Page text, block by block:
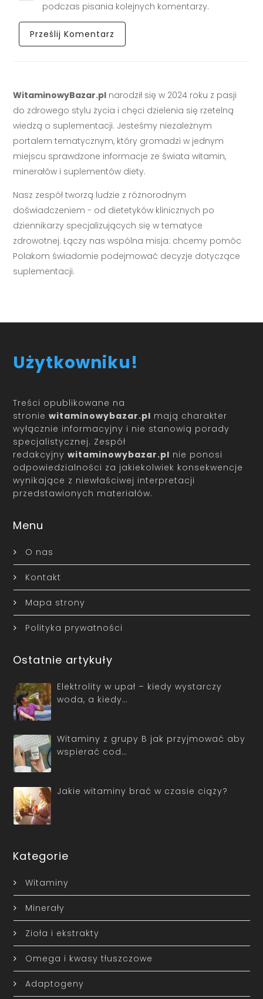
podczas pisania kolejnych komentarzy.
WitaminowyBazar.pl narodził się w 2024 roku z pasji
do zdrowego stylu życia i chęci dzielenia się rzetelną
wiedzą o suplementacji. Jesteśmy niezależnym
portalem tematycznym, który gromadzi w jednym
miejscu sprawdzone informacje ze świata witamin,
minerałów i suplementów diety.
Nasz zespół tworzą ludzie z różnorodnym
doświadczeniem - od dietetyków klinicznych po
dziennikarzy specjalizujących się w tematyce
zdrowotnej. Łączy nas wspólna misja: chcemy pomóc
Polakom świadomie podejmować decyzje dotyczące
suplementacji.
Użytkowniku!
Treści opublikowane na
stroniewitaminowybazar.pl mają charakter
wyłącznie informacyjny i nie stanowią porady
specjalistycznej. Zespół
redakcyjnywitaminowybazar.pl nie ponosi
odpowiedzialności za jakiekolwiek konsekwencje
wynikające z niewłaściwej interpretacji
przedstawionych materiałów.
Menu
O nas
Kontakt
Mapa strony
Polityka prywatności
Ostatnie artykuły
Elektrolity w upał – kiedy wystarczy
woda, a kiedy…
Witaminy z grupy B jak przyjmować aby
wspierać cod…
Jakie witaminy brać w czasie ciąży?
Kategorie
Witaminy
Minerały
Zioła i ekstrakty
Omega i kwasy tłuszczowe
Adaptogeny